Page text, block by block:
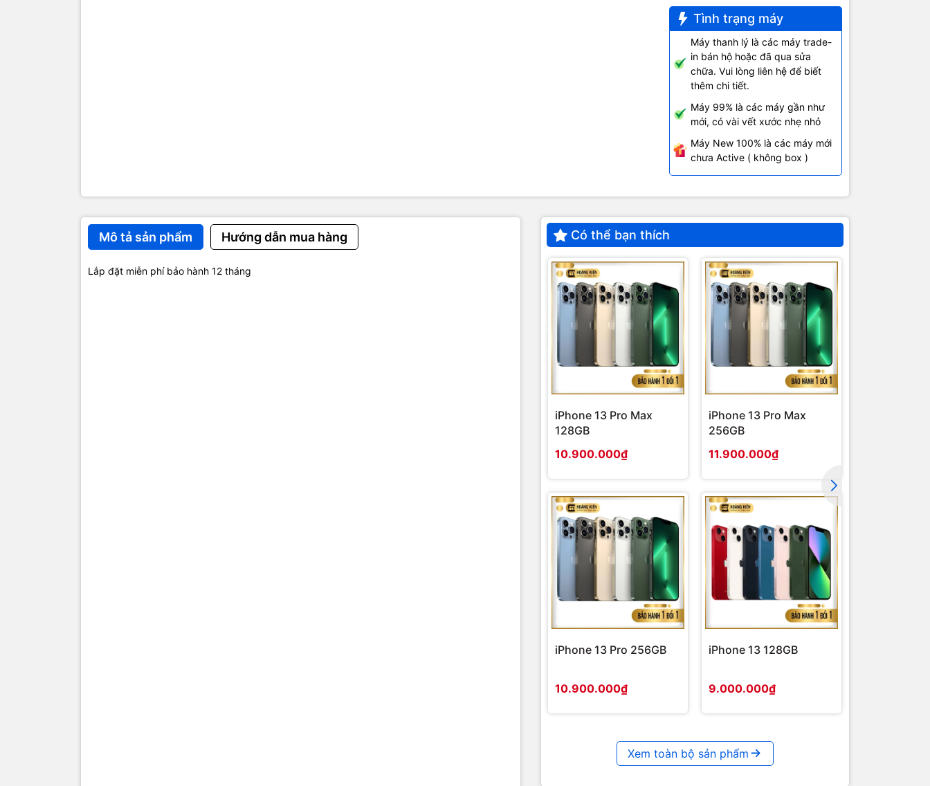
Tình trạng máy
Máy thanh lý là các máy trade-
in bán hộ hoặc đã qua sửa
chữa. Vui lòng liên hệ để biết
thêm chi tiết.
Máy 99% là các máy gần như
mới, có vài vết xước nhẹ nhỏ
Máy New 100% là các máy mới
chưa Active ( không box )
Mô tả sản phẩm Hướng dẫn mua hàng
Lắp đặt miễn phí bảo hành 12 tháng
Có thể bạn thích
iPhone 13 Pro Max
128GB
10.900.000₫
iPhone 13 Pro Max
256GB
11.900.000₫
iPhone 13 Pro 256GB
10.900.000₫
iPhone 13 128GB
9.000.000₫
Xem toàn bộ sản phẩm